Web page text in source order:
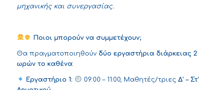
μηχανικής και συνεργασίας.
Ποιοι μπορούν να συμμετέχουν;
Θα πραγματοποιηθούν δύο εργαστήρια διάρκειας 2
ωρών το καθένα:
Εργαστήριο 1: 09:00 – 11:00, Μαθητές/τριεςΔ’ – Στ’